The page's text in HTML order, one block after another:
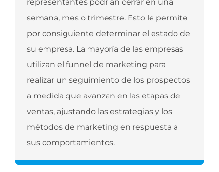
representantes podrían cerrar en una
semana, mes o trimestre. Esto le permite
por consiguiente determinar el estado de
su empresa. La mayoría de las empresas
utilizan el funnel de marketing para
realizar un seguimiento de los prospectos
a medida que avanzan en las etapas de
ventas, ajustando las estrategias y los
métodos de marketing en respuesta a
sus comportamientos.